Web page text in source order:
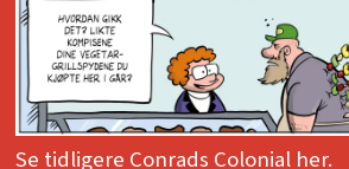
Se tidligere Conrads Colonial her.